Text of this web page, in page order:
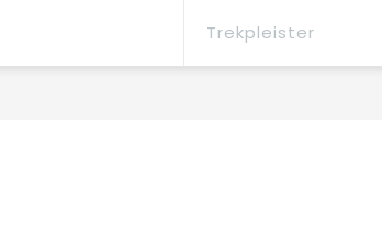
Trekpleister